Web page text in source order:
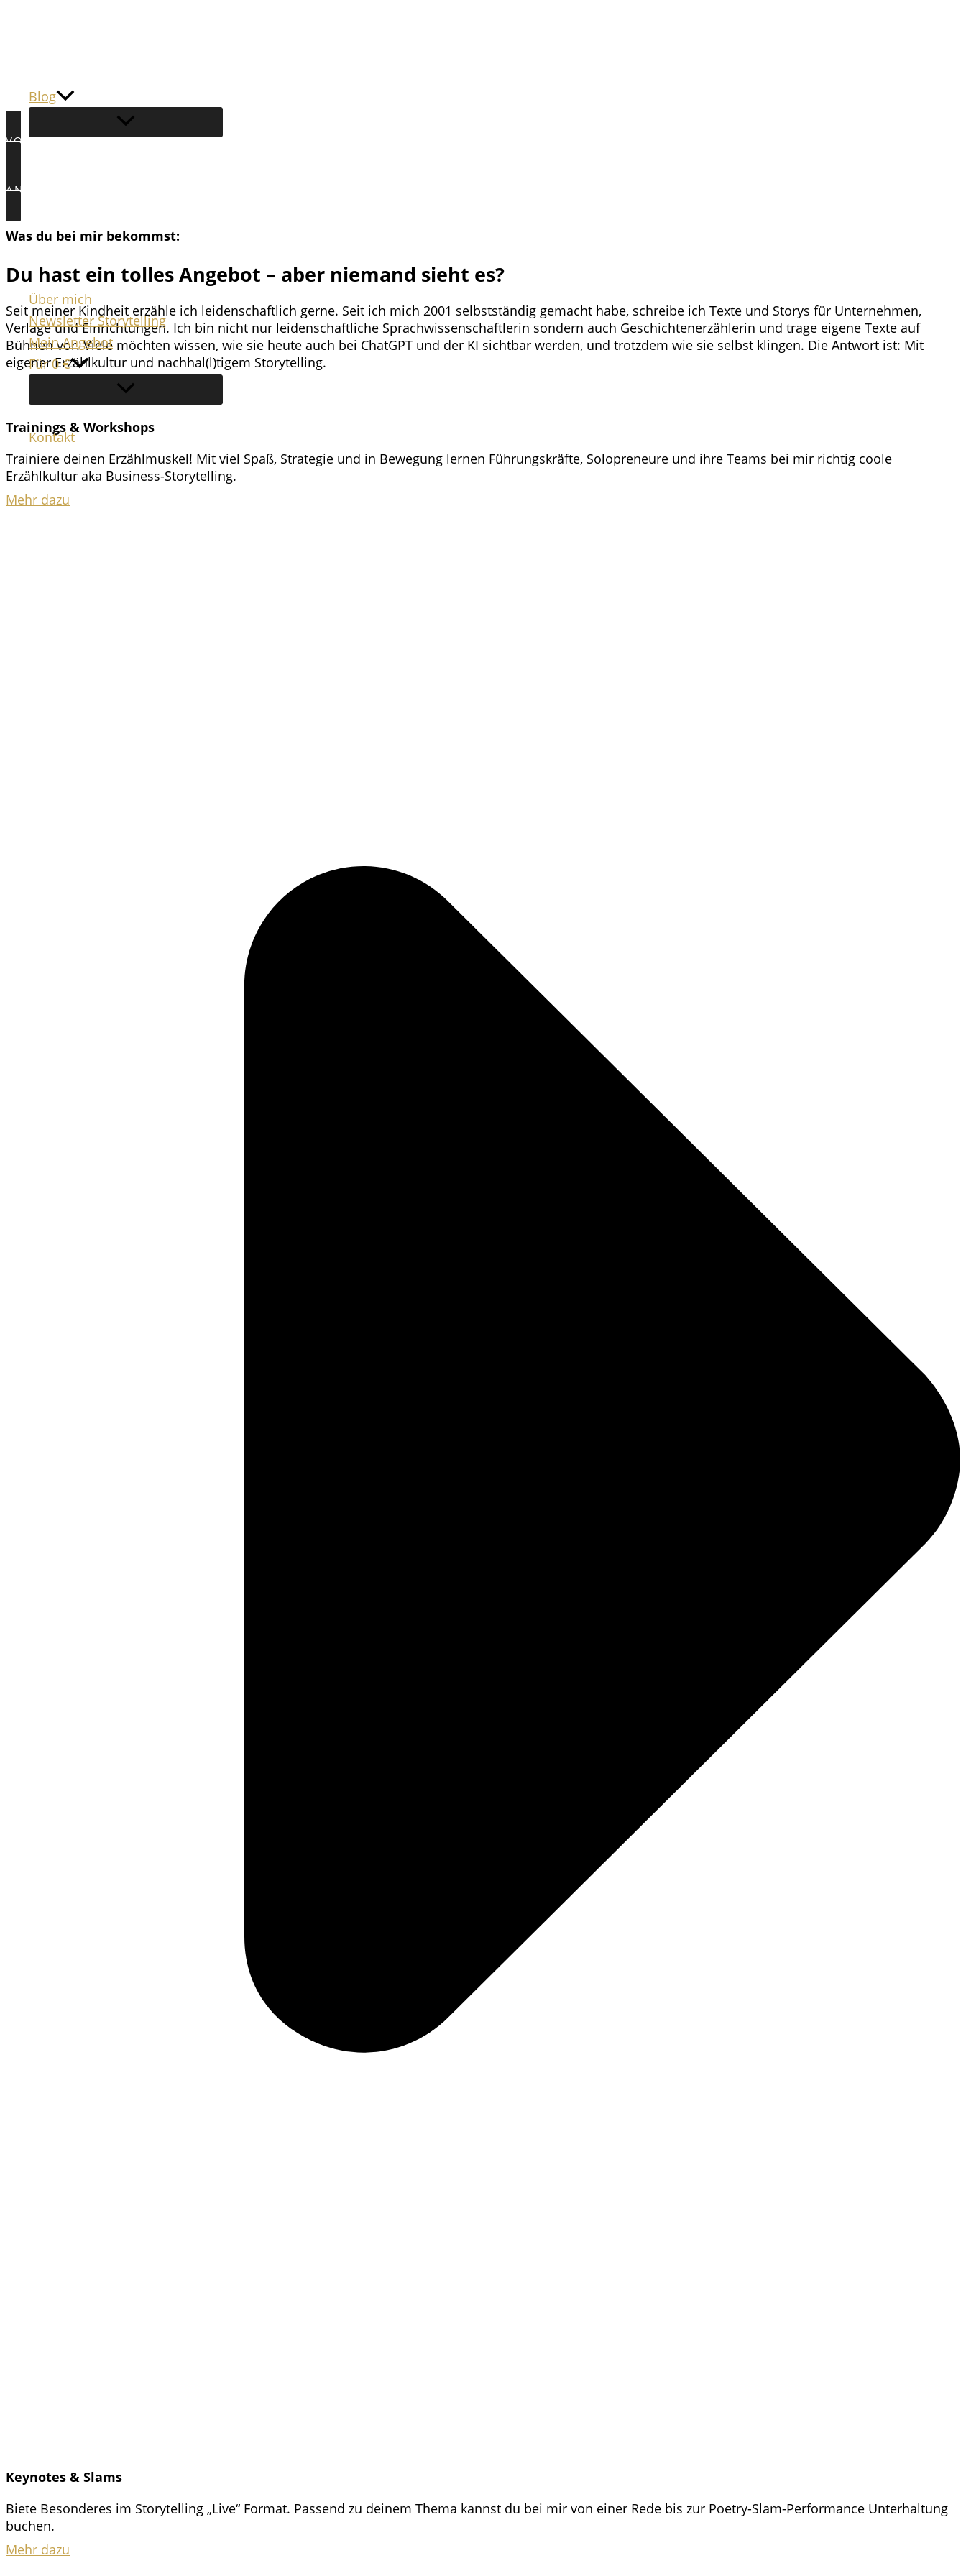
Blog
Über mich
Newsletter Storytelling
Mein Angebot
Für 0 €
Kontakt
Suchen
Hi, ich bin Manuela. Storytelling ist meine Leidenschaft und mein Angebot für dich. Ich biete dir Erzählkultur zum Lernen und zum Erleben:
VORGESPRÄCH
ANGEBOTE
Was du bei mir bekommst:
Du hast ein tolles Angebot – aber niemand sieht es?
Seit meiner Kindheit erzähle ich leidenschaftlich gerne. Seit ich mich 2001 selbstständig gemacht habe, schreibe ich Texte und Storys für Unternehmen,
Verlage und Einrichtungen. Ich bin nicht nur leidenschaftliche Sprachwissenschaftlerin sondern auch Geschichtenerzählerin und trage eigene Texte auf
Bühnen vor. Viele möchten wissen, wie sie heute auch bei ChatGPT und der KI sichtbar werden, und trotzdem wie sie selbst klingen. Die Antwort ist: Mit
eigener Erzählkultur und nachhal(l)tigem Storytelling.
Trainings & Workshops
Trainiere deinen Erzählmuskel! Mit viel Spaß, Strategie und in Bewegung lernen Führungskräfte, Solopreneure und ihre Teams bei mir richtig coole
Erzählkultur aka Business-Storytelling.
Mehr dazu
Keynotes & Slams
Biete Besonderes im Storytelling „Live“ Format. Passend zu deinem Thema kannst du bei mir von einer Rede bis zur Poetry-Slam-Performance Unterhaltung
buchen.
Mehr dazu